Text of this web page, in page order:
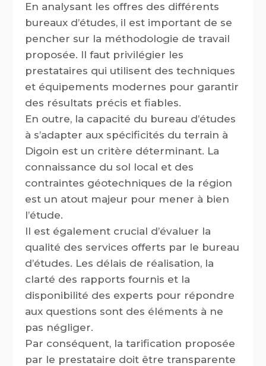
En analysant les offres des différents
bureaux d’études, il est important de se
pencher sur la méthodologie de travail
proposée. Il faut privilégier les
prestataires qui utilisent des techniques
et équipements modernes pour garantir
des résultats précis et fiables.
En outre, la capacité du bureau d’études
à s’adapter aux spécificités du terrain à
Digoin est un critère déterminant. La
connaissance du sol local et des
contraintes géotechniques de la région
est un atout majeur pour mener à bien
l’étude.
Il est également crucial d’évaluer la
qualité des services offerts par le bureau
d’études. Les délais de réalisation, la
clarté des rapports fournis et la
disponibilité des experts pour répondre
aux questions sont des éléments à ne
pas négliger.
Par conséquent, la tarification proposée
par le prestataire doit être transparente